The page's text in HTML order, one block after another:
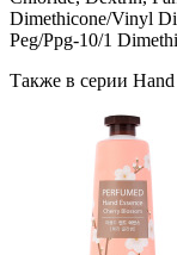
Dimethicone/Vinyl
Peg/Ppg-10/1
Также в серии Hand